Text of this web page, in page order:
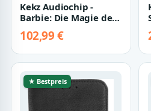
Kekz Audiochip -
Barbie: Die Magie der
Delfine
102,99 €
★ Bestpreis